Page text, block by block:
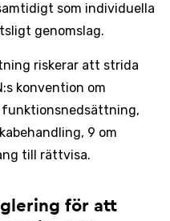
som individuella
genomslag.
riskerar att strida
konvention om
9 om
till rättvisa.
för att